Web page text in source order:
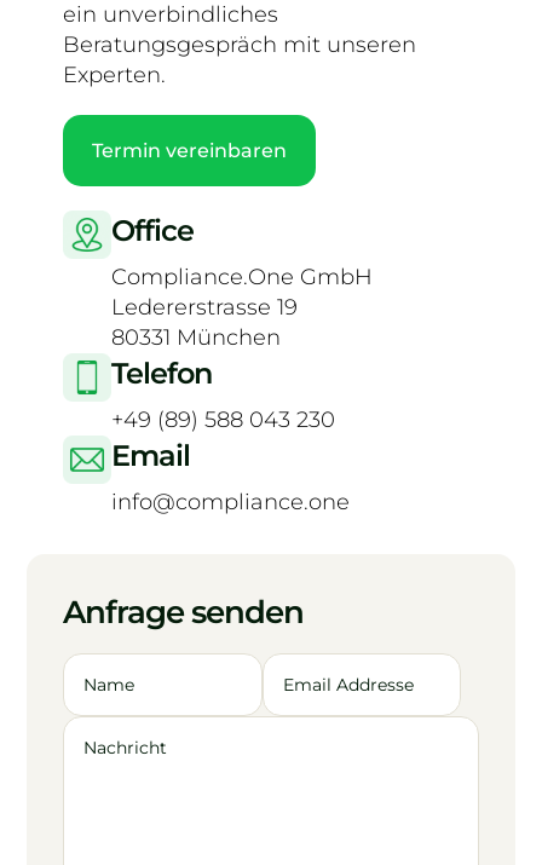
ein unverbindliches
Beratungsgespräch mit unseren
Experten.
Termin vereinbaren
Office
Compliance.One GmbH
Ledererstrasse 19
80331 München
Telefon
+49 (89) 588 043 230
Email
info@compliance.one
Anfrage senden